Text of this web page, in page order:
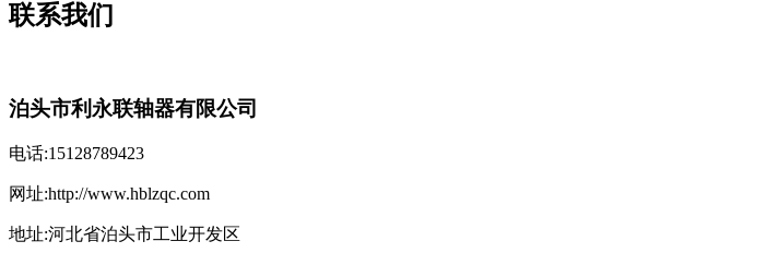
联系我们
泊头市利永联轴器有限公司
电话:15128789423
网址:http://www.hblzqc.com
地址:河北省泊头市工业开发区